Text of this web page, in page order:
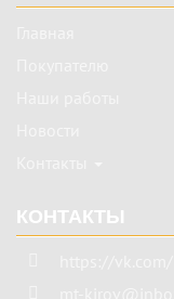
КОНТАКТЫ